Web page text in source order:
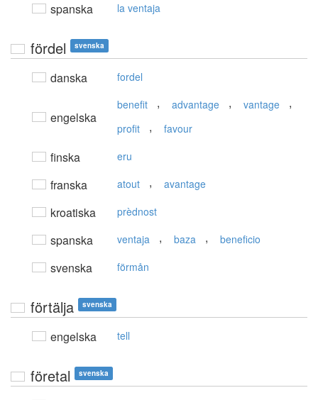
spanska la ventaja
fördel svenska
danska fordel
engelska
benefit , advantage , vantage ,
profit , favour
finska eru
franska atout , avantage
kroatiska prèdnost
spanska ventaja , baza , beneficio
svenska förmån
förtälja svenska
engelska tell
företal svenska